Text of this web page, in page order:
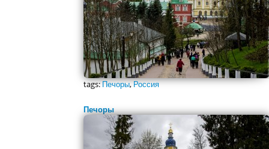
tags:Печоры,Россия
Печоры